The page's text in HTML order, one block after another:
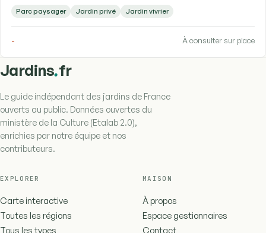
Parc paysager Jardin privé Jardin vivrier
- À consulter sur place
Jardins.fr
Le guide indépendant des jardins de France
ouverts au public. Données ouvertes du
ministère de la Culture (Etalab 2.0),
enrichies par notre équipe et nos
contributeurs.
EXPLORER
Carte interactive
Toutes les régions
Tous les types
MAISON
À propos
Espace gestionnaires
Contact